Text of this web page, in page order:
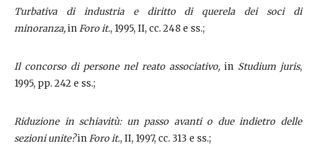
Turbativa di industria e diritto di querela dei soci di
minoranza,inForo it., 1995, II, cc. 248 e ss.;
Il concorso di persone nel reato associativo, in Studium juris,
1995, pp. 242 e ss.;
Riduzione in schiavitù: un passo avanti o due indietro delle
sezioni unite?inForo it., II, 1997, cc. 313 e ss.;